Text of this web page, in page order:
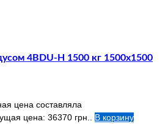
4BDU-Н 1500 кг 1500х1500
цена составляла
цена: 36370 грн.. В корзину